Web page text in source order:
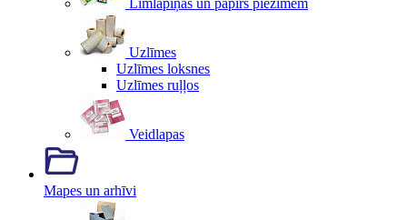
Līmlapiņas un papīrs piezīmēm
Uzlīmes
Uzlīmes loksnes
Uzlīmes ruļļos
Veidlapas
Mapes un arhīvi